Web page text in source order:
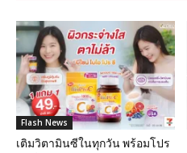
Flash News
เติมวิตามินซีในทุกวัน พร้อมโปร